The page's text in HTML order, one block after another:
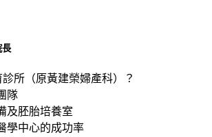
長
所（原黃建榮婦產科）？
隊
及胚胎培養室
學中心的成功率